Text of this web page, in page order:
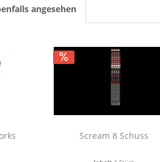
angesehen
Scream 8 Schuss